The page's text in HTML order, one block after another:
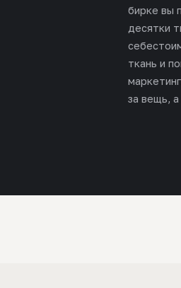
бирке вы
десятки
ткань и
за вещь, а